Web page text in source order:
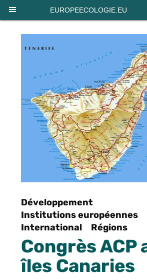
EUROPEECOLOGIE.EU
Développement
Institutions européennes
International
Régions
Congrès ACP
îles Canaries